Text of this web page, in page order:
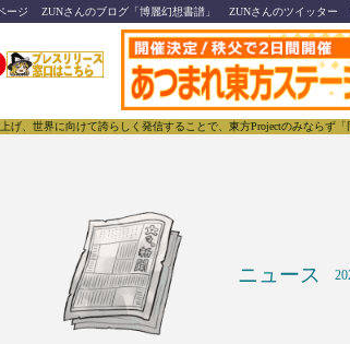
ージ ZUNさんのブログ「博麗幻想書譜」 ZUNさんのツイッター
けて誇らしく発信することで、東方Projectのみならず「同人文化
ニュース